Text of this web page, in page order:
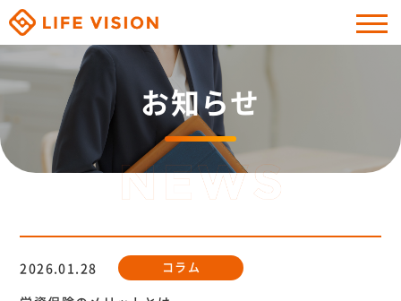
お知らせ
2026.01.28 コラム